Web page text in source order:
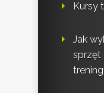
Kursy
Jak
sprzęt